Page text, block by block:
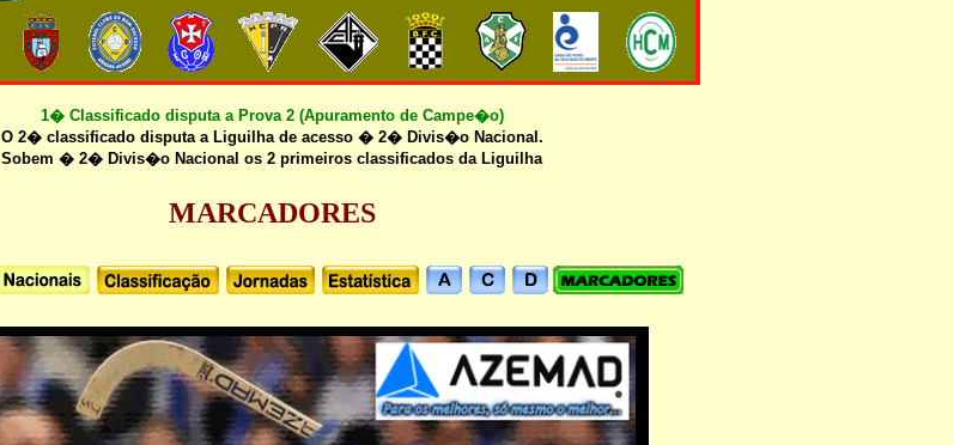
1� Classificado disputa a Prova 2 (Apuramento de Campe�o)
O 2� classificado disputa a Liguilha de acesso � 2� Divis�o Nacional.
Sobem � 2� Divis�o Nacional os 2 primeiros classificados da Liguilha
MARCADORES